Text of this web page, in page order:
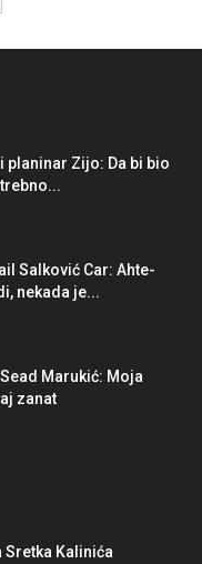
planinar Zijo: Da bi bio
Salković Car: Ahte-
nekada je...
Marukić: Moja
zanat
Kalinića